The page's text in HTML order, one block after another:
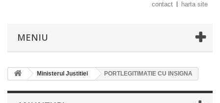
contact harta site
MENIU
Ministerul Justitiei PORTLEGITIMATIE CU INSIGNA